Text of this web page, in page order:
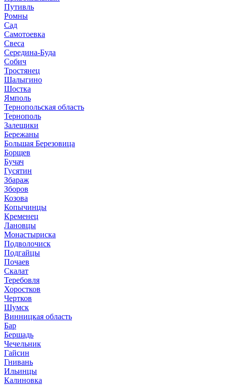
Путивль
Ромны
Сад
Самотоевка
Свеса
Середина-Буда
Собич
Тростянец
Шалыгино
Шостка
Ямполь
Тернопольская область
Тернополь
Залещики
Бережаны
Большая Березовица
Борщев
Бучач
Гусятин
Збараж
Зборов
Козова
Копычинцы
Кременец
Лановцы
Монастыриска
Подволочиск
Подгайцы
Почаев
Скалат
Теребовля
Хоростков
Чертков
Шумск
Винницкая область
Бар
Бершадь
Чечельник
Гайсин
Гнивань
Ильинцы
Калиновка